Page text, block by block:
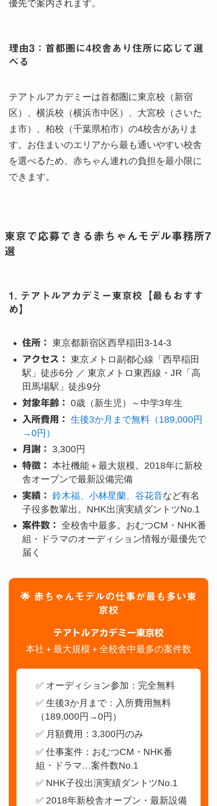
優先で案内されます。
理由3：首都圏に4校舎あり住所に応じて選
べる
テアトルアカデミーは首都圏に東京校（新宿
区）、横浜校（横浜市中区）、大宮校（さいた
ま市）、柏校（千葉県柏市）の4校舎がありま
す。お住まいのエリアから最も通いやすい校舎
を選べるため、赤ちゃん連れの負担を最小限に
できます。
東京で応募できる赤ちゃんモデル事務所7
選
1. テアトルアカデミー東京校【最もおすす
め】
住所： 東京都新宿区西早稲田3-14-3
アクセス：
東京メトロ副都心線「西早稲田
駅」徒歩6分 ／ 東京メトロ東西線・JR「高
田馬場駅」徒歩9分
対象年齢： 0歳（新生児）～中学3年生
入所費用：
生後3か月まで無料（189,000円
→0円）
月謝： 3,300円
特徴：
本社機能＋最大規模。2018年に新校
舎オープンで最新設備完備
実績： 鈴木福、小林星蘭、谷花音など有名
子役多数輩出。NHK出演実績ダントツNo.1
案件数：
全校舎中最多。おむつCM・NHK番
組・ドラマのオーディション情報が最優先で
届く
🌟 赤ちゃんモデルの仕事が最も多い東
京校
テアトルアカデミー東京校
本社＋最大規模＋全校舎中最多の案件数
✅ オーディション参加：完全無料
✅ 生後3か月まで：入所費用無料
（189,000円→0円）
✅ 月額費用：3,300円のみ
✅ 仕事案件：おむつCM・NHK番
組・ドラマ…案件数No.1
✅ NHK子役出演実績ダントツNo.1
✅ 2018年新校舎オープン・最新設備